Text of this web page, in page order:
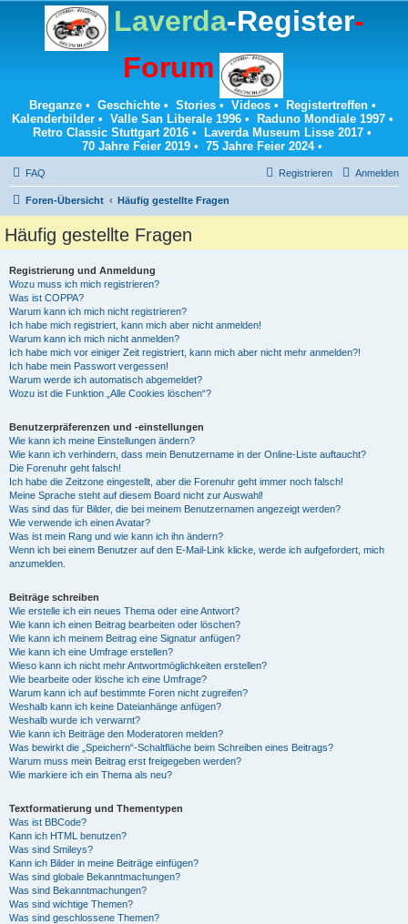
Laverda-Register-
Forum
Breganze• Geschichte• Stories• Videos• Registertreffen•
Kalenderbilder• Valle San Liberale 1996• Raduno Mondiale 1997•
Retro Classic Stuttgart 2016 • Laverda Museum Lisse 2017 •
70 Jahre Feier 2019 • 75 Jahre Feier 2024•
FAQ Anmelden
Registrieren
Foren-Übersicht Häufig gestellte Fragen
Häufig gestellte Fragen
Registrierung und Anmeldung
Wozu muss ich mich registrieren?
Was ist COPPA?
Warum kann ich mich nicht registrieren?
Ich habe mich registriert, kann mich aber nicht anmelden!
Warum kann ich mich nicht anmelden?
Ich habe mich vor einiger Zeit registriert, kann mich aber nicht mehr anmelden?!
Ich habe mein Passwort vergessen!
Warum werde ich automatisch abgemeldet?
Wozu ist die Funktion „Alle Cookies löschen“?
Benutzerpräferenzen und -einstellungen
Wie kann ich meine Einstellungen ändern?
Wie kann ich verhindern, dass mein Benutzername in der Online-Liste auftaucht?
Die Forenuhr geht falsch!
Ich habe die Zeitzone eingestellt, aber die Forenuhr geht immer noch falsch!
Meine Sprache steht auf diesem Board nicht zur Auswahl!
Was sind das für Bilder, die bei meinem Benutzernamen angezeigt werden?
Wie verwende ich einen Avatar?
Was ist mein Rang und wie kann ich ihn ändern?
Wenn ich bei einem Benutzer auf den E-Mail-Link klicke, werde ich aufgefordert, mich
anzumelden.
Beiträge schreiben
Wie erstelle ich ein neues Thema oder eine Antwort?
Wie kann ich einen Beitrag bearbeiten oder löschen?
Wie kann ich meinem Beitrag eine Signatur anfügen?
Wie kann ich eine Umfrage erstellen?
Wieso kann ich nicht mehr Antwortmöglichkeiten erstellen?
Wie bearbeite oder lösche ich eine Umfrage?
Warum kann ich auf bestimmte Foren nicht zugreifen?
Weshalb kann ich keine Dateianhänge anfügen?
Weshalb wurde ich verwarnt?
Wie kann ich Beiträge den Moderatoren melden?
Was bewirkt die „Speichern“-Schaltfläche beim Schreiben eines Beitrags?
Warum muss mein Beitrag erst freigegeben werden?
Wie markiere ich ein Thema als neu?
Textformatierung und Thementypen
Was ist BBCode?
Kann ich HTML benutzen?
Was sind Smileys?
Kann ich Bilder in meine Beiträge einfügen?
Was sind globale Bekanntmachungen?
Was sind Bekanntmachungen?
Was sind wichtige Themen?
Was sind geschlossene Themen?